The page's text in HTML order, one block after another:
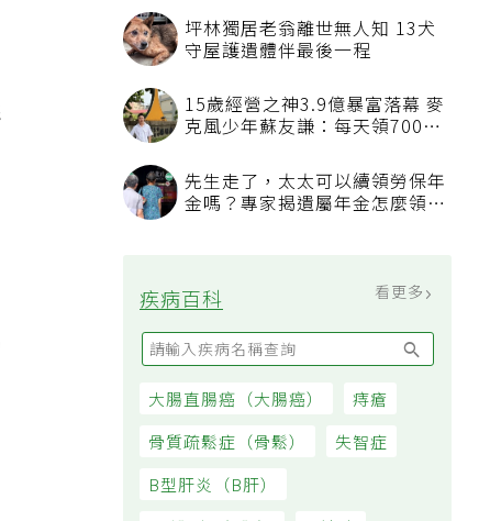
坪林獨居老翁離世無人知 13犬
守屋護遺體伴最後一程
15歲經營之神3.9億暴富落幕 麥
過日子
先生走了，太太可以續領勞保年
疾病百科